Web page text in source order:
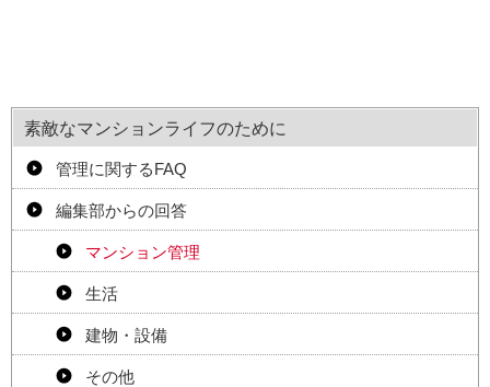
素敵なマンションライフのために
管理に関するFAQ
編集部からの回答
マンション管理
生活
建物・設備
その他